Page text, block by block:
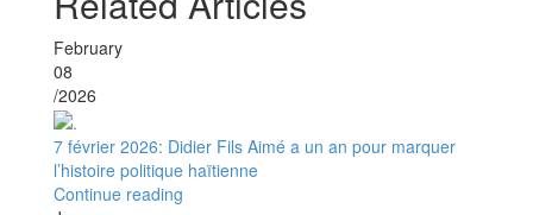
February
08
/2026
7 février 2026: Didier Fils Aimé a un an pour marquer
l’histoire politique haïtienne
Continue reading